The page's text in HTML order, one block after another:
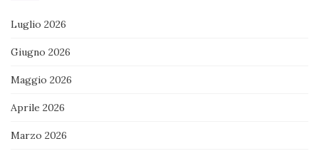
Luglio 2026
Giugno 2026
Maggio 2026
Aprile 2026
Marzo 2026